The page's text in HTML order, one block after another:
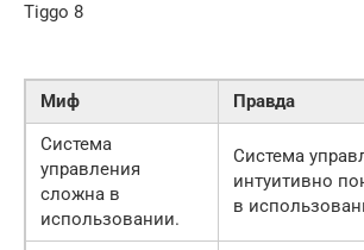
Tiggo 8
Миф
Правда
Система
управления
сложна в
использовании.
Система
интуитивно
в